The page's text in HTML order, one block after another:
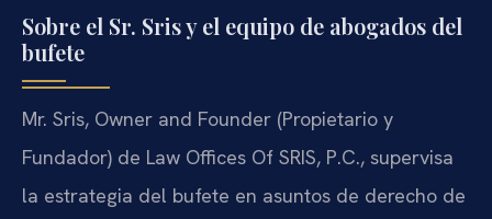
Sobre el Sr. Sris y el equipo de abogados del
bufete
Mr. Sris, Owner and Founder (Propietario y
Fundador) de Law Offices Of SRIS, P.C., supervisa
la estrategia del bufete en asuntos de derecho de